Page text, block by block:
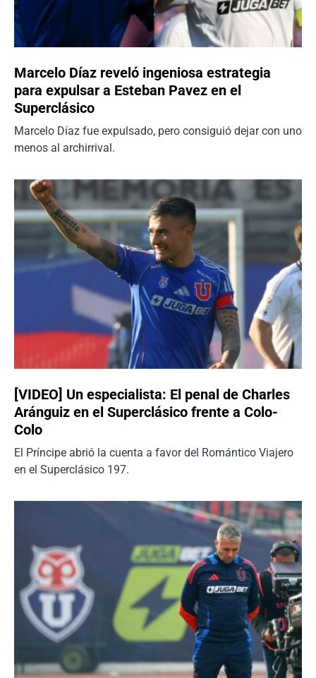
Marcelo Díaz reveló ingeniosa estrategia
para expulsar a Esteban Pavez en el
Superclásico
Marcelo Díaz fue expulsado, pero consiguió dejar con uno
menos al archirrival.
[VIDEO] Un especialista: El penal de Charles
Aránguiz en el Superclásico frente a Colo-
Colo
El Príncipe abrió la cuenta a favor del Romántico Viajero
en el Superclásico 197.